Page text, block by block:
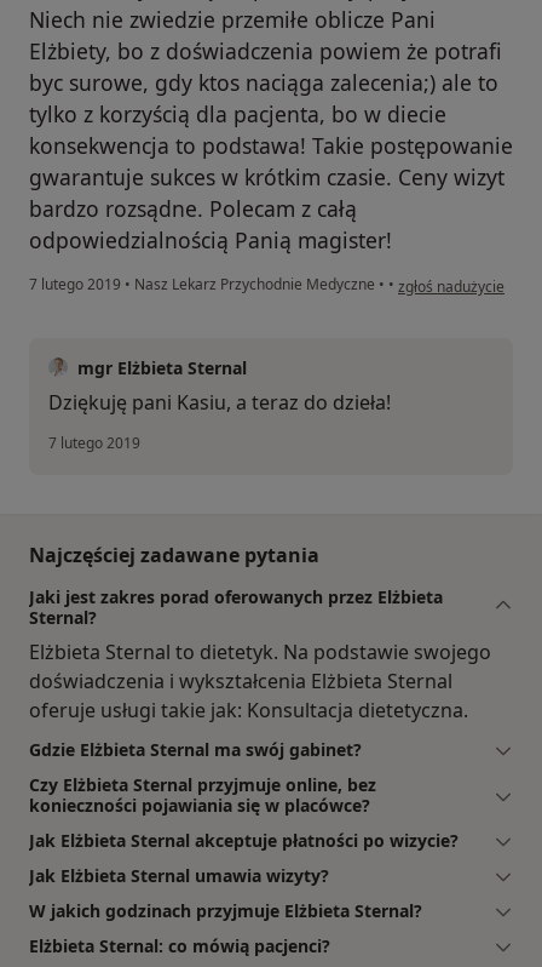
Niech nie zwiedzie przemiłe oblicze Pani
Elżbiety, bo z doświadczenia powiem że potrafi
byc surowe, gdy ktos naciąga zalecenia;) ale to
tylko z korzyścią dla pacjenta, bo w diecie
konsekwencja to podstawa! Takie postępowanie
gwarantuje sukces w krótkim czasie. Ceny wizyt
bardzo rozsądne. Polecam z całą
odpowiedzialnością Panią magister!
7 lutego 2019 • Nasz Lekarz Przychodnie Medyczne • • w opinii użytkownika
zgłoś nadużycie
mgr Elżbieta Sternal
Dziękuję pani Kasiu, a teraz do dzieła!
7 lutego 2019
Najczęściej zadawane pytania
Jaki jest zakres porad oferowanych przez Elżbieta
Sternal?
Elżbieta Sternal to dietetyk. Na podstawie swojego
doświadczenia i wykształcenia Elżbieta Sternal
oferuje usługi takie jak: Konsultacja dietetyczna.
Gdzie Elżbieta Sternal ma swój gabinet?
Czy Elżbieta Sternal przyjmuje online, bez
konieczności pojawiania się w placówce?
Jak Elżbieta Sternal akceptuje płatności po wizycie?
Jak Elżbieta Sternal umawia wizyty?
W jakich godzinach przyjmuje Elżbieta Sternal?
Elżbieta Sternal: co mówią pacjenci?